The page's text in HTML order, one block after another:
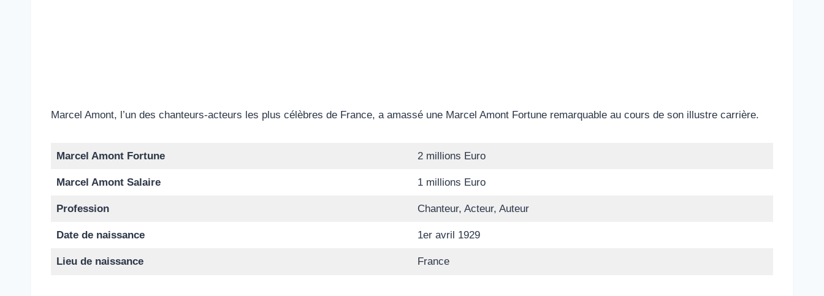
Marcel Amont, l’un des chanteurs-acteurs les plus célèbres de France, a amassé une Marcel Amont Fortune remarquable au cours de son illustre carrière.
Marcel Amont Fortune 2 millions Euro
Marcel Amont Salaire 1 millions Euro
Profession Chanteur, Acteur, Auteur
Date de naissance 1er avril 1929
Lieu de naissance France